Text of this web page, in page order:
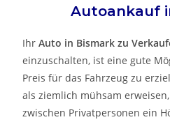
Autoankauf
IhrAuto in Bismarkzu
einzuschalten, ist eine gute
Preis für das Fahrzeug zu
als ziemlich mühsam
zwischen Privatpersonen ein